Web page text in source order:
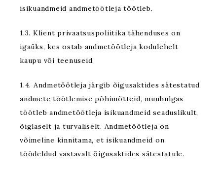
isikuandmeid andmetöötleja töötleb.
1.3. Klient privaatsuspoliitika tähenduses on
igaüks, kes ostab andmetöötleja kodulehelt
kaupu või teenuseid.
1.4. Andmetöötleja järgib õigusaktides sätestatud
andmete töötlemise põhimõtteid, muuhulgas
töötleb andmetöötleja isikuandmeid seaduslikult,
õiglaselt ja turvaliselt. Andmetöötleja on
võimeline kinnitama, et isikuandmeid on
töödeldud vastavalt õigusaktides sätestatule.